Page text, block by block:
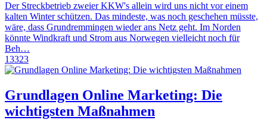
Der Streckbetrieb zweier KKW's allein wird uns nicht vor einem
kalten Winter schützen. Das mindeste, was noch geschehen müsste,
wäre, dass Grundremmingen wieder ans Netz geht. Im Norden
könnte Windkraft und Strom aus Norwegen vielleicht noch für
Beh…
13323
Grundlagen Online Marketing: Die
wichtigsten Maßnahmen